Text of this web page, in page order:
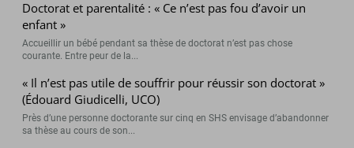
Doctorat et parentalité : « Ce n’est pas fou d’avoir un
enfant »
Accueillir un bébé pendant sa thèse de doctorat n’est pas chose
courante. Entre peur de la...
« Il n’est pas utile de souffrir pour réussir son doctorat »
(Édouard Giudicelli, UCO)
Près d’une personne doctorante sur cinq en SHS envisage d’abandonner
sa thèse au cours de son...